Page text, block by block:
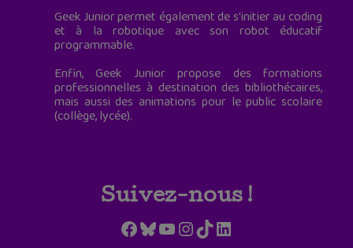
Geek Junior permet également de s'initier au coding
et à la robotique avec son robot éducatif
programmable.
Enfin, Geek Junior propose des formations
professionnelles à destination des bibliothécaires,
mais aussi des animations pour le public scolaire
(collège, lycée).
Suivez-nous !
Facebook
Bluesky
YouTube
Instagram
TikTokLinkedIn